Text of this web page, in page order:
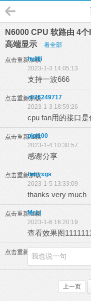
N6000 CPU 软路由 4
高端显示
看全部
点击重新加载
huiiiii
2023-1-3 14:05:13
支持一波666
点击重新加载z876249717
2023-1-3 18:59:26
cpu fan用的接口
点击重新加载
pipi100
2023-1-4 10:30:57
感谢分享
点击重新加载
twhyxgs
2023-1-5 13:33:09
thanks very much
点击重新加载
Mr.Li
2023-1-6 16:20:19
查看效果图
点击重新加载
上一页